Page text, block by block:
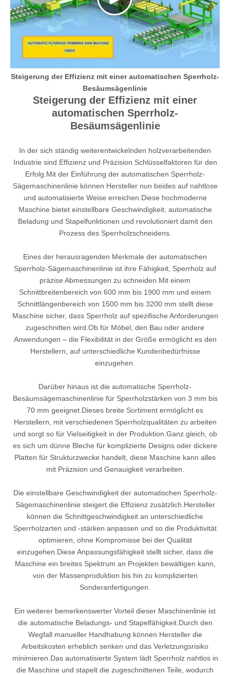
Steigerung der Effizienz mit einer automatischen Sperrholz-
Besäumsägenlinie
Steigerung der Effizienz mit einer
automatischen Sperrholz-
Besäumsägenlinie
In der sich ständig weiterentwickelnden holzverarbeitenden
Industrie sind Effizienz und Präzision Schlüsselfaktoren für den
Erfolg.Mit der Einführung der automatischen Sperrholz-
Sägemaschinenlinie können Hersteller nun beides auf nahtlose
und automatisierte Weise erreichen.Diese hochmoderne
Maschine bietet einstellbare Geschwindigkeit, automatische
Beladung und Stapelfunktionen und revolutioniert damit den
Prozess des Sperrholzschneidens.
Eines der herausragenden Merkmale der automatischen
Sperrholz-Sägemaschinenlinie ist ihre Fähigkeit, Sperrholz auf
präzise Abmessungen zu schneiden.Mit einem
Schnittbreitenbereich von 600 mm bis 1900 mm und einem
Schnittlängenbereich von 1500 mm bis 3200 mm stellt diese
Maschine sicher, dass Sperrholz auf spezifische Anforderungen
zugeschnitten wird.Ob für Möbel, den Bau oder andere
Anwendungen – die Flexibilität in der Größe ermöglicht es den
Herstellern, auf unterschiedliche Kundenbedürfnisse
einzugehen.
Darüber hinaus ist die automatische Sperrholz-
Besäumsägemaschinenlinie für Sperrholzstärken von 3 mm bis
70 mm geeignet.Dieses breite Sortiment ermöglicht es
Herstellern, mit verschiedenen Sperrholzqualitäten zu arbeiten
und sorgt so für Vielseitigkeit in der Produktion.Ganz gleich, ob
es sich um dünne Bleche für komplizierte Designs oder dickere
Platten für Strukturzwecke handelt, diese Maschine kann alles
mit Präzision und Genauigkeit verarbeiten.
Die einstellbare Geschwindigkeit der automatischen Sperrholz-
Sägemaschinenlinie steigert die Effizienz zusätzlich.Hersteller
können die Schnittgeschwindigkeit an unterschiedliche
Sperrholzarten und -stärken anpassen und so die Produktivität
optimieren, ohne Kompromisse bei der Qualität
einzugehen.Diese Anpassungsfähigkeit stellt sicher, dass die
Maschine ein breites Spektrum an Projekten bewältigen kann,
von der Massenproduktion bis hin zu komplizierten
Sonderanfertigungen.
Ein weiterer bemerkenswerter Vorteil dieser Maschinenlinie ist
die automatische Beladungs- und Stapelfähigkeit.Durch den
Wegfall manueller Handhabung können Hersteller die
Arbeitskosten erheblich senken und das Verletzungsrisiko
minimieren.Das automatisierte System lädt Sperrholz nahtlos in
die Maschine und stapelt die zugeschnittenen Teile, wodurch